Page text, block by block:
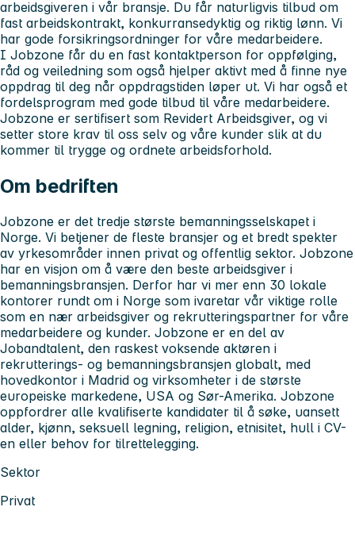
arbeidsgiveren i vår bransje. Du får naturligvis tilbud om
fast arbeidskontrakt, konkurransedyktig og riktig lønn. Vi
har gode forsikringsordninger for våre medarbeidere.
I Jobzone får du en fast kontaktperson for oppfølging,
råd og veiledning som også hjelper aktivt med å finne nye
oppdrag til deg når oppdragstiden løper ut. Vi har også et
fordelsprogram med gode tilbud til våre medarbeidere.
Jobzone er sertifisert som Revidert Arbeidsgiver, og vi
setter store krav til oss selv og våre kunder slik at du
kommer til trygge og ordnete arbeidsforhold.
Om bedriften
Jobzone er det tredje største bemanningsselskapet i
Norge. Vi betjener de fleste bransjer og et bredt spekter
av yrkesområder innen privat og offentlig sektor. Jobzone
har en visjon om å være den beste arbeidsgiver i
bemanningsbransjen. Derfor har vi mer enn 30 lokale
kontorer rundt om i Norge som ivaretar vår viktige rolle
som en nær arbeidsgiver og rekrutteringspartner for våre
medarbeidere og kunder. Jobzone er en del av
Jobandtalent, den raskest voksende aktøren i
rekrutterings- og bemanningsbransjen globalt, med
hovedkontor i Madrid og virksomheter i de største
europeiske markedene, USA og Sør-Amerika. Jobzone
oppfordrer alle kvalifiserte kandidater til å søke, uansett
alder, kjønn, seksuell legning, religion, etnisitet, hull i CV-
en eller behov for tilrettelegging.
Sektor
Privat